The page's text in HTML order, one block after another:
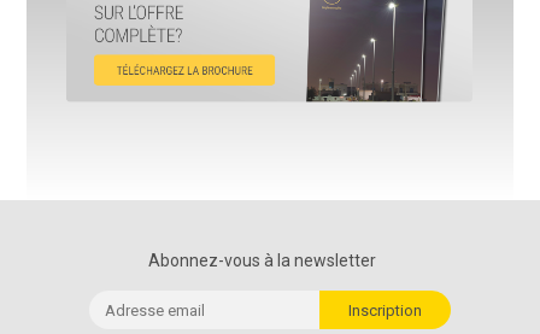
Abonnez-vous à la newsletter